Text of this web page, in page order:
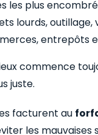
les plus
lourds, outillage,
entrepôts
commence
juste.
facturent au
les mauvaises